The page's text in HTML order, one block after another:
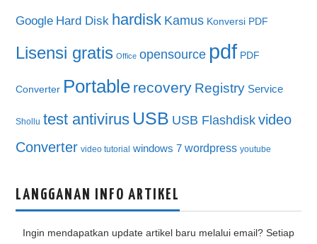
Google Hard Disk hardisk Kamus Konversi PDF
Lisensi gratis Office opensource pdf PDF
Converter Portable recovery Registry Service
Shollu test antivirus USB USB Flashdisk video
Converter video tutorial windows 7 wordpress youtube
LANGGANAN INFO ARTIKEL
Ingin mendapatkan update artikel baru melalui email? Setiap